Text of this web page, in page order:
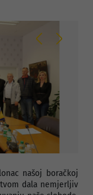
našoj boračkoj
dala nemjerljiv